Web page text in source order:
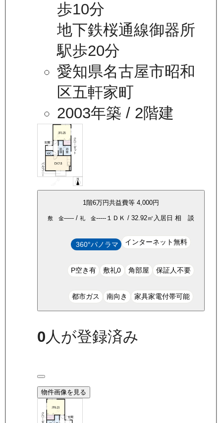
歩10分
地下鉄桜通線御器所
駅歩20分
愛知県名古屋市昭和
区五軒家町
2003年築 / 2階建
1階6万円共益費等 4,000円
敷 金----- / 礼 金----- １ＤＫ / 32.92㎡ 入居日 相 談
360°パノラマ インターネット無料
P空き有 敷礼0 角部屋 保証人不要
都市ガス 南向き 家具家電付帯可能
0人が登録済み
物件画像を見る